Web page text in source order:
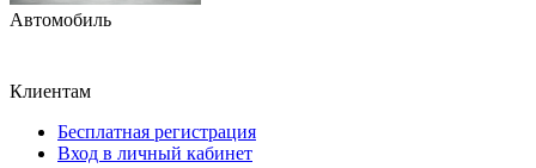
Автомобиль
Клиентам
Бесплатная регистрация
Вход в личный кабинет